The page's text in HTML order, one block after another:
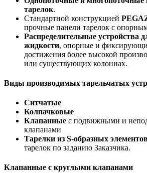
тарелок.
Стандартной конструкцией
прочные панели тарелок с
Распределительные устройства
жидкости, опорные и
достижения более высокой
или существующих колоннах.
Виды производимых тарельчатых
Ситчатые
Колпачковые
Клапанные с подвижными и
клапанами
Тарелки из S-образных
тарелок по заданию Заказчика.
Клапанные с круглыми клапанами